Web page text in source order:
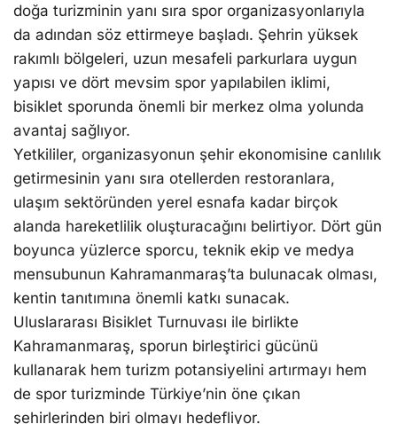
doğa turizminin yanı sıra spor organizasyonlarıyla
da adından söz ettirmeye başladı. Şehrin yüksek
rakımlı bölgeleri, uzun mesafeli parkurlara uygun
yapısı ve dört mevsim spor yapılabilen iklimi,
bisiklet sporunda önemli bir merkez olma yolunda
avantaj sağlıyor.
Yetkililer, organizasyonun şehir ekonomisine canlılık
getirmesinin yanı sıra otellerden restoranlara,
ulaşım sektöründen yerel esnafa kadar birçok
alanda hareketlilik oluşturacağını belirtiyor. Dört gün
boyunca yüzlerce sporcu, teknik ekip ve medya
mensubunun Kahramanmaraş’ta bulunacak olması,
kentin tanıtımına önemli katkı sunacak.
Uluslararası Bisiklet Turnuvası ile birlikte
Kahramanmaraş, sporun birleştirici gücünü
kullanarak hem turizm potansiyelini artırmayı hem
de spor turizminde Türkiye’nin öne çıkan
şehirlerinden biri olmayı hedefliyor.